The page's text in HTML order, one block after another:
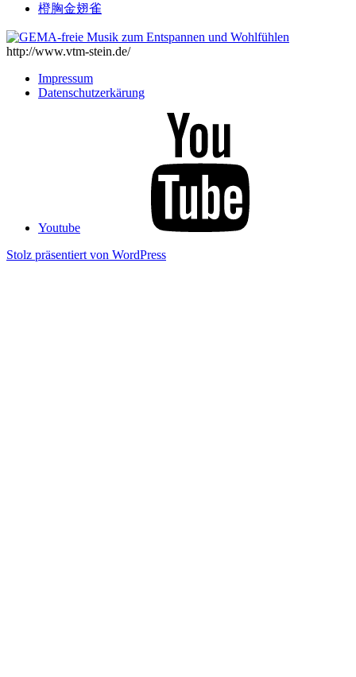
橙胸金翅雀
http://www.vtm-stein.de/
Impressum
Datenschutzerkärung
Youtube
Stolz präsentiert von WordPress